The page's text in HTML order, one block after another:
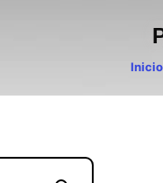
Inicio